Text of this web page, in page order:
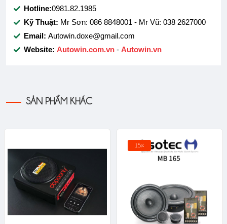
Hotline:0981.82.1985
Kỹ Thuật: Mr Sơn: 086 8848001 - Mr Vũ: 038 2627000
Email: Autowin.doxe@gmail.com
Website: Autowin.com.vn - Autowin.vn
SẢN PHẨM KHÁC
15%